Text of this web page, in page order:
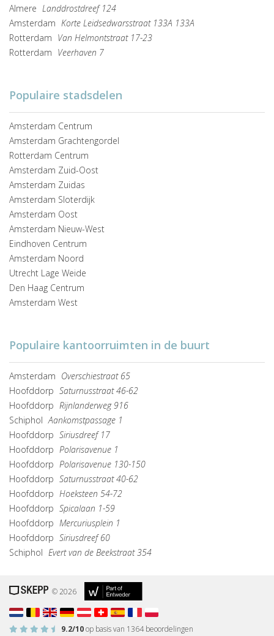
Almere Landdrostdreef 124
Amsterdam Korte Leidsedwarsstraat 133A 133A
Rotterdam Van Helmontstraat 17-23
Rotterdam Veerhaven 7
Populaire stadsdelen
Amsterdam Centrum
Amsterdam Grachtengordel
Rotterdam Centrum
Amsterdam Zuid-Oost
Amsterdam Zuidas
Amsterdam Sloterdijk
Amsterdam Oost
Amsterdam Nieuw-West
Eindhoven Centrum
Amsterdam Noord
Utrecht Lage Weide
Den Haag Centrum
Amsterdam West
Populaire kantoorruimten in de buurt
Amsterdam Overschiestraat 65
Hoofddorp Saturnusstraat 46-62
Hoofddorp Rijnlanderweg 916
Schiphol Aankomstpassage 1
Hoofddorp Siriusdreef 17
Hoofddorp Polarisavenue 1
Hoofddorp Polarisavenue 130-150
Hoofddorp Saturnusstraat 40-62
Hoofddorp Hoeksteen 54-72
Hoofddorp Spicalaan 1-59
Hoofddorp Mercuriusplein 1
Hoofddorp Siriusdreef 60
Schiphol Evert van de Beekstraat 354
© 2026
9.2/10op basis van 1364beoordelingen